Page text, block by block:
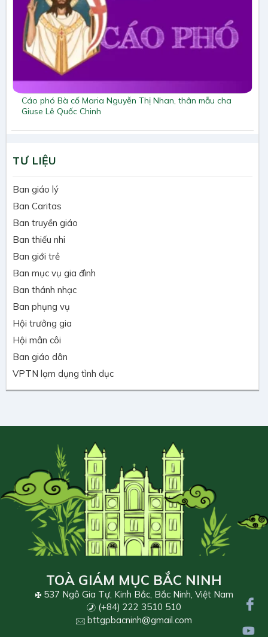
Cáo phó Bà cố Maria Nguyễn Thị Nhan, thân mẫu cha
Giuse Lê Quốc Chinh
TƯ LIỆU
Ban giáo lý
Ban Caritas
Ban truyền giáo
Ban thiếu nhi
Ban giới trẻ
Ban mục vụ gia đình
Ban thánh nhạc
Ban phụng vụ
Hội trưởng gia
Hội mân côi
Ban giáo dân
VPTN lạm dụng tình dục
TOÀ GIÁM MỤC BẮC NINH
537 Ngô Gia Tự, Kinh Bắc, Bắc Ninh, Việt Nam
(+84) 222 3510 510
bttgpbacninh@gmail.com